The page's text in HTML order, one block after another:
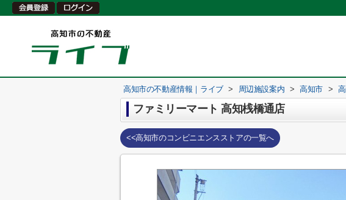
高知市の不動産情報｜ライブ > 周辺施設案内 > 高知市 >
ファミリーマート 高知桟橋通店
<<高知市のコンビニエンスストアの一覧へ